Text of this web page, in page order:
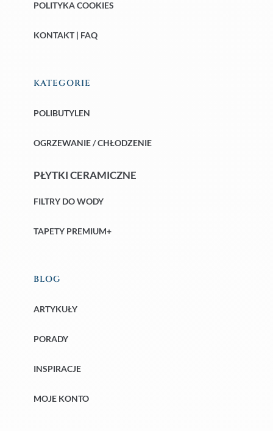
POLITYKA COOKIES
KONTAKT | FAQ
KATEGORIE
POLIBUTYLEN
OGRZEWANIE / CHŁODZENIE
PŁYTKI CERAMICZNE
FILTRY DO WODY
TAPETY PREMIUM+
BLOG
ARTYKUŁY
PORADY
INSPIRACJE
MOJE KONTO